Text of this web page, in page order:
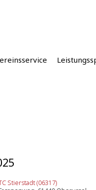
Stierstadt (06317)